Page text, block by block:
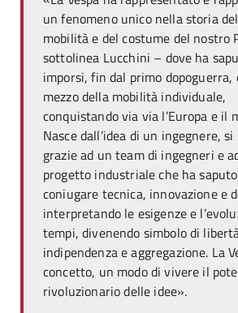
un fenomeno unico nella storia
mobilità e del costume del nostro
sottolinea Lucchini – dove ha
imporsi, fin dal primo dopoguerra,
mezzo della mobilità individuale,
conquistando via via l’Europa e il
Nasce dall’idea di un ingegnere,
grazie ad un team di ingegneri e
progetto industriale che ha saputo
coniugare tecnica, innovazione e
interpretando le esigenze e
tempi, divenendo simbolo di
indipendenza e aggregazione. La
concetto, un modo di vivere il
rivoluzionario delle idee».